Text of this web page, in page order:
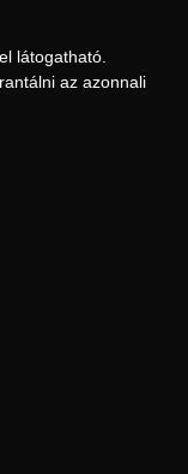
látogatható.
az azonnali